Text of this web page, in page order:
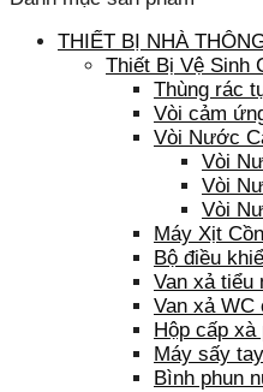
THIẾT BỊ NHÀ
Thiết Bị Vệ Sinh
Thùng rác
Vòi cảm
Vòi Nước
Vòi
Vòi
Vòi
Máy Xịt
Bộ điều
Van xả tiểu
Van xả WC
Hộp cấp xà
Máy sấy
Bình phun